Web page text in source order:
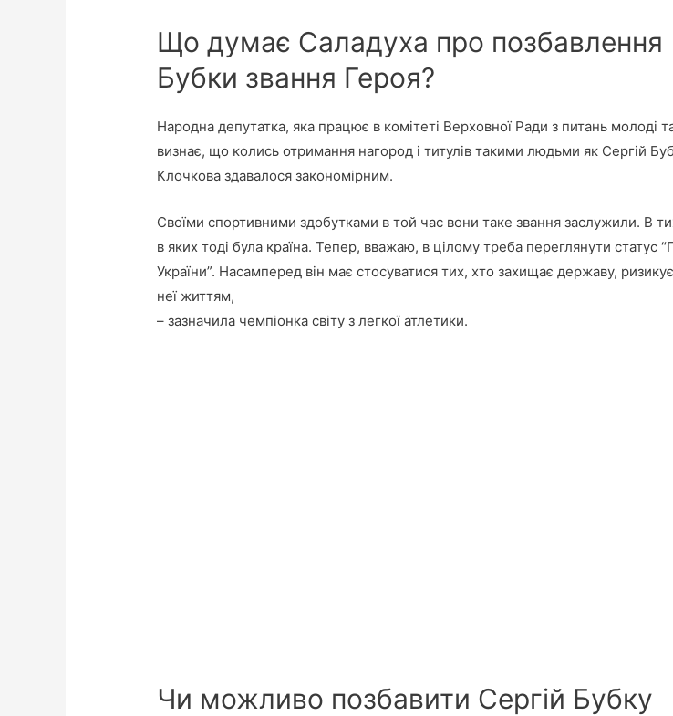
Що думає Саладуха про позбавлення
Бубки звання Героя?
Народна депутатка, яка працює в комітеті Верховної Ради з питань молоді
визнає, що колись отримання нагород і титулів такими людьми як Сергій
Клочкова здавалося закономірним.
Своїми спортивними здобутками в той час вони таке звання заслужили. В
в яких тоді була країна. Тепер, вважаю, в цілому треба переглянути статус
України”. Насамперед він має стосуватися тих, хто захищає державу,
неї життям,
– зазначила чемпіонка світу з легкої атлетики.
Чи можливо позбавити Сергій Бубку